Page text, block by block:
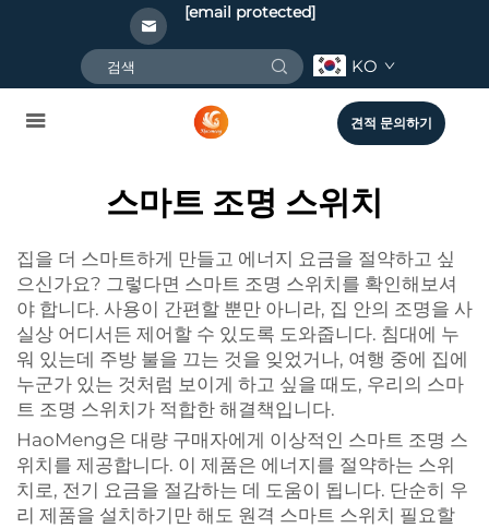
[email protected]
KO
견적 문의하기
스마트 조명 스위치
집을 더 스마트하게 만들고 에너지 요금을 절약하고 싶
으신가요? 그렇다면 스마트 조명 스위치를 확인해보셔
야 합니다. 사용이 간편할 뿐만 아니라, 집 안의 조명을 사
실상 어디서든 제어할 수 있도록 도와줍니다. 침대에 누
워 있는데 주방 불을 끄는 것을 잊었거나, 여행 중에 집에
누군가 있는 것처럼 보이게 하고 싶을 때도, 우리의 스마
트 조명 스위치가 적합한 해결책입니다.
HaoMeng은 대량 구매자에게 이상적인 스마트 조명 스
위치를 제공합니다. 이 제품은 에너지를 절약하는 스위
치로, 전기 요금을 절감하는 데 도움이 됩니다. 단순히 우
리 제품을 설치하기만 해도 원격 스마트 스위치 필요할